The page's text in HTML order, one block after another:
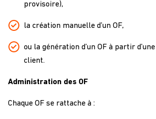
provisoire),
la création manuelle d’un OF,
ou la génération d’un OF à partir
client.
Administration des OF
Chaque OF se rattache à :